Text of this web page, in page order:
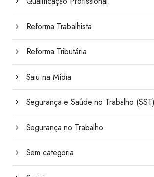
Reforma Trabalhista
Reforma Tributária
Saiu na Mídia
Segurança e Saúde no Trabalho (SST)
Segurança no Trabalho
Sem categoria